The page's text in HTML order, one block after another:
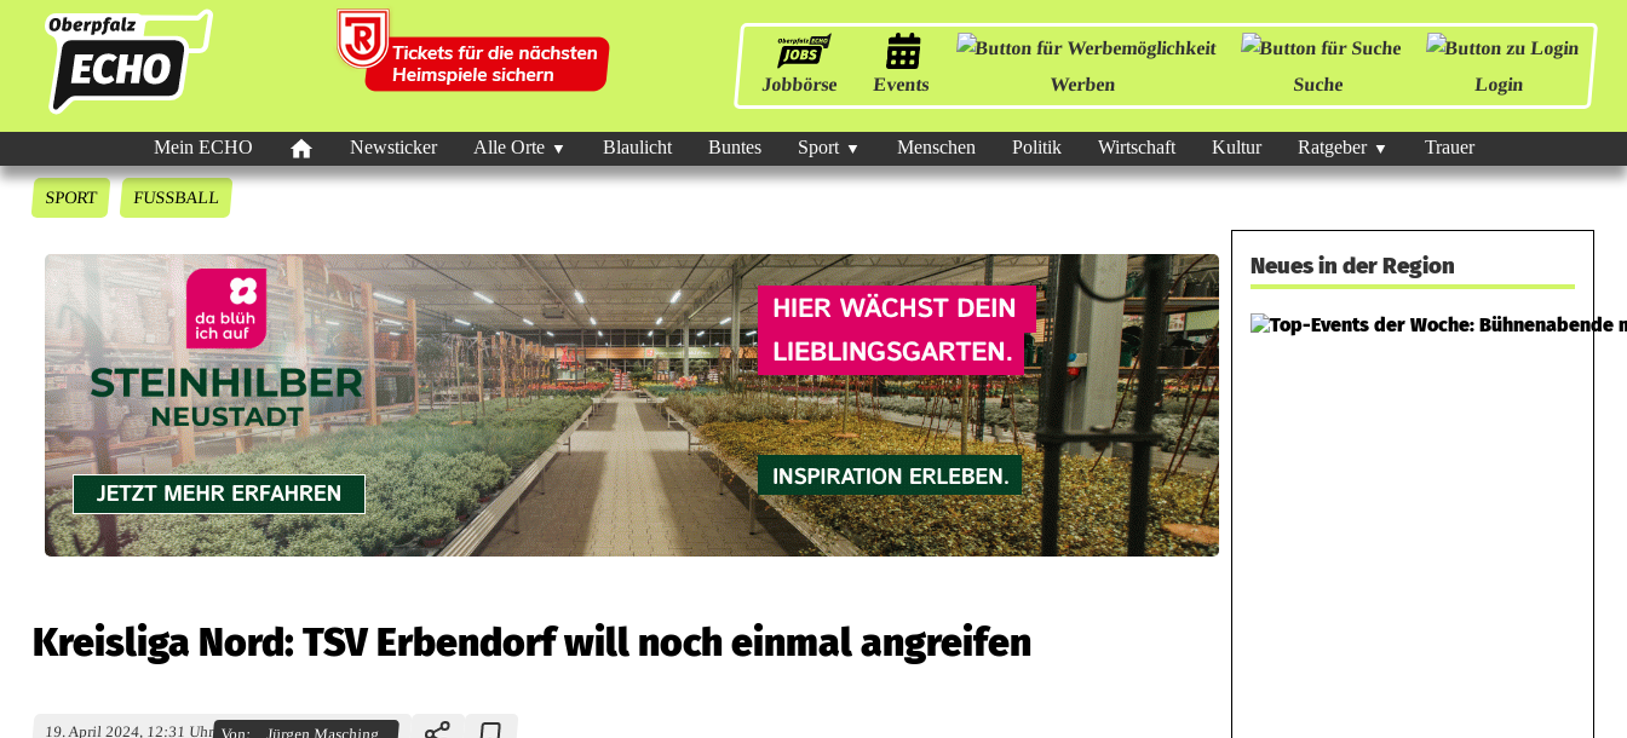
Jobbörse Events Werben Suche Login
Mein ECHO Newsticker Alle Orte Blaulicht Buntes Sport Menschen Politik Wirtschaft Kultur Ratgeber Trauer
SPORT FUSSBALL
Kreisliga Nord: TSV Erbendorf will noch einmal angreifen
19. April 2024, 12:31 Uhr Von: Jürgen Masching
Neues in der Region